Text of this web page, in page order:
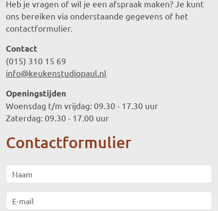
Heb je vragen of wil je een afspraak maken? Je kunt
ons bereiken via onderstaande gegevens of het
contactformulier.
Contact
(015) 310 15 69
info@keukenstudiopaul.nl
Openingstijden
Woensdag t/m vrijdag: 09.30 - 17.30 uur
Zaterdag: 09.30 - 17.00 uur
Contactformulier
Naam
E-mail